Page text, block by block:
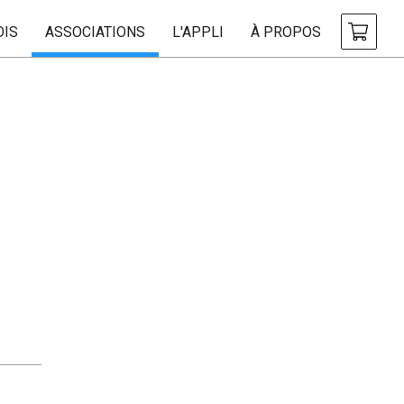
ASSOCIATIONS L'APPLI À PROPOS